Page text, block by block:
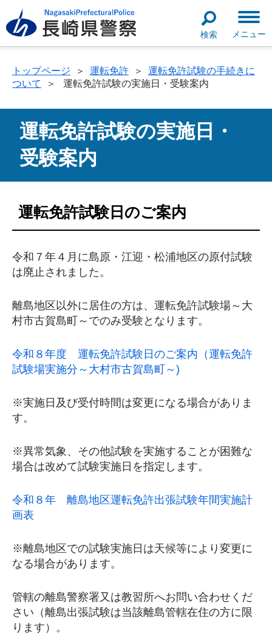
検索 メニュー
トップページ ＞ 運転免許 ＞
運転免許試験の手続きに
ついて
＞ 運転免許試験の実施日・受験案内
運転免許試験の実施日・
受験案内
運転免許試験日のご案内
令和７年４月に島原・江迎・松浦地区の原付試験
は廃止されました。
離島地区以外に居住の方は、運転免許試験場～大
村市古賀島町～でのみ受験となります。
令和８年度 運転免許試験日のご案内（運転免許
試験場実施分～大村市古賀島町～)
※実施日及び受付時間は変更になる場合がありま
す。
※異常気象、その他試験を実施することが困難な
場合は改めて試験実施日を指定します。
令和８年 離島地区運転免許出張試験年間実施計
画表
※離島地区での試験実施日は天候等により変更に
なる場合があります。
管轄の離島警察署又は教習所へお問い合わせくだ
さい（離島出張試験は当該離島管轄在住の方に限
ります）。